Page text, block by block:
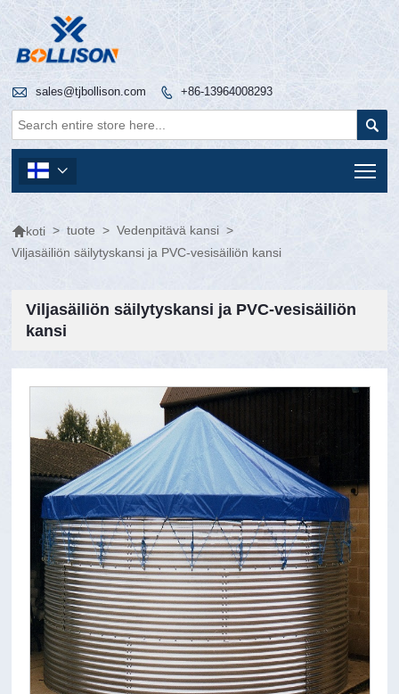
 sales@tjbollison.com  +86-13964008293


koti > tuote > Vedenpitävä kansi >
Viljasäiliön säilytyskansi ja PVC-vesisäiliön kansi
Viljasäiliön säilytyskansi ja PVC-vesisäiliön
kansi